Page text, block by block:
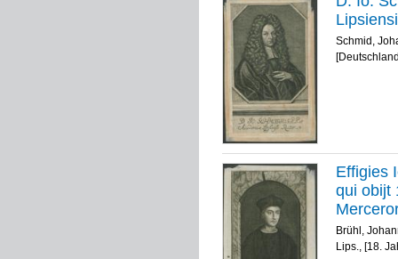
Schmid,
Effigies
qui obijt
Brühl,
Lips., [18.